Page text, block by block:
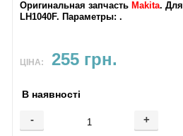
Оригинальная запчасть Makita.
LH1040F. Параметры: .
ЦІНА: 255 грн.
В наявності
- +